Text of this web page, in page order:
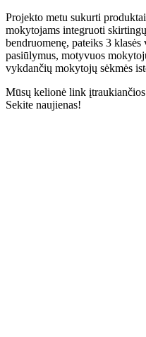
Projekto metu sukurti
mokytojams integruoti
bendruomenę, pateiks 3
pasiūlymus, motyvuos
vykdančių mokytojų sėkmės
Mūsų kelionė link įtraukiančios
Sekite naujienas!